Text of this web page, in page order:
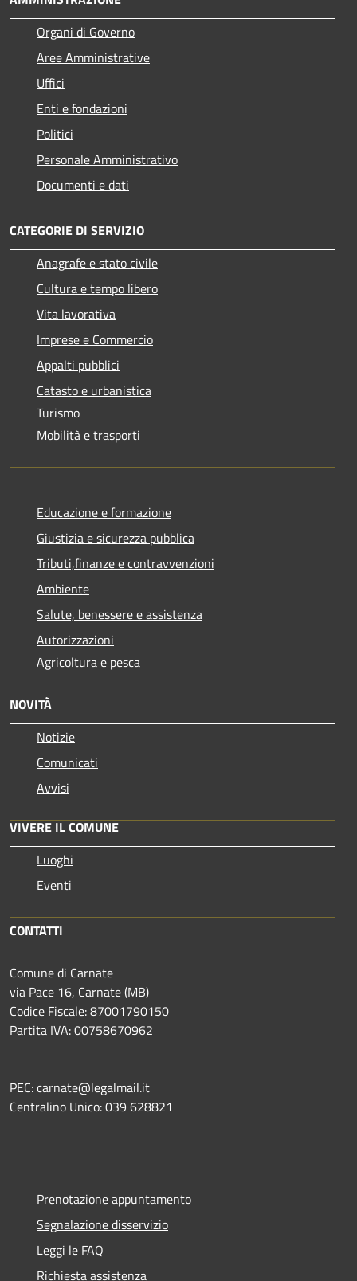
Organi di Governo
Aree Amministrative
Uffici
Enti e fondazioni
Politici
Personale Amministrativo
Documenti e dati
CATEGORIE DI SERVIZIO
Anagrafe e stato civile
Cultura e tempo libero
Vita lavorativa
Imprese e Commercio
Appalti pubblici
Catasto e urbanistica
Turismo
Mobilità e trasporti
Educazione e formazione
Giustizia e sicurezza pubblica
Tributi,finanze e contravvenzioni
Ambiente
Salute, benessere e assistenza
Autorizzazioni
Agricoltura e pesca
NOVITÀ
Notizie
Comunicati
Avvisi
VIVERE IL COMUNE
Luoghi
Eventi
CONTATTI
Comune di Carnate
via Pace 16, Carnate (MB)
Codice Fiscale: 87001790150
Partita IVA: 00758670962
PEC: carnate@legalmail.it
Centralino Unico: 039 628821
Prenotazione appuntamento
Segnalazione disservizio
Leggi le FAQ
Richiesta assistenza